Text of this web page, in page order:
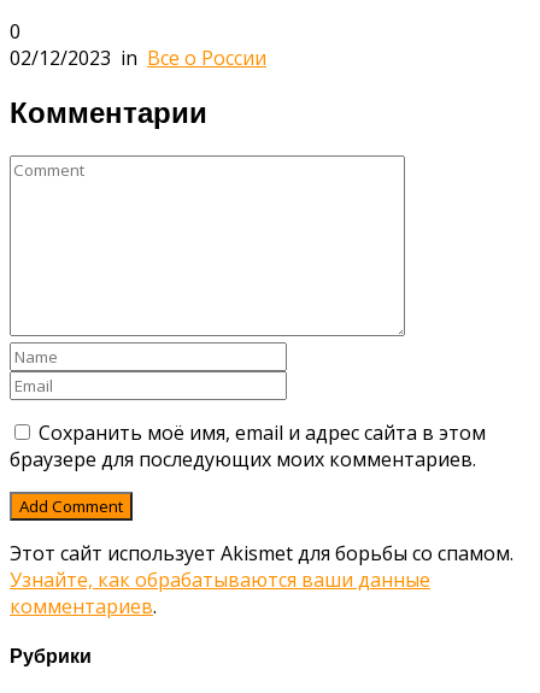
0
02/12/2023 in Все о России
Комментарии
Сохранить моё имя, email и адрес сайта в этом
браузере для последующих моих комментариев.
Этот сайт использует Akismet для борьбы со спамом.
Узнайте, как обрабатываются ваши данные
комментариев.
Рубрики